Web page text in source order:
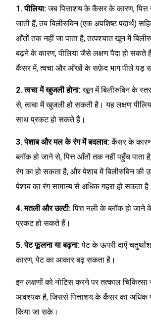
1. पीलिया:जब पित्ताशय के कैंसर के कारण, पित्त
जाती हैं, तब बिलीरुबिन (एक अपशिष्ट पदार्थ)
आँतों तक नहीं जा पाता है, तत्पश्चात खून में
बढ़ने के कारण, पीलिया जैसे लक्षण पैदा हो सकते
कैंसर में, त्वचा और आँखों के सफ़ेद भाग पीले पड़
2. त्वचा में खुजली होना:खून में बिलीरुबिन के
से, त्वचा में खुजली हो सकती है। यह लक्षण
साथ प्रकट हो सकते हैं।
3. पेशाब और मल के रंग में बदलाव:कैंसर के
ब्लॉक हो जाने से, पित्त आँतों तक नहीं पहुँच
रंग का हो सकता है, और पेशाब में बिलीरुबिन की
पेशाब का रंग सामान्य से अधिक गहरा हो सकता
4. मतली और उल्टी:पित्त नली के ब्लॉक हो
प्रकट हो सकते हैं।
5. पेट फूलना या बढ़ना:पेट के ऊपरी दाएँ
कारण, पेट का आकार बढ़ सकता है।
इन लक्षणों को नोटिस करने पर तत्काल चिकित्सा
आवश्यक है, जिससे पित्ताशय के कैंसर का अधिक
किया जा सके।